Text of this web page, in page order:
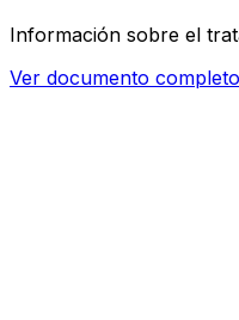
Información sobre el
Ver documento completo